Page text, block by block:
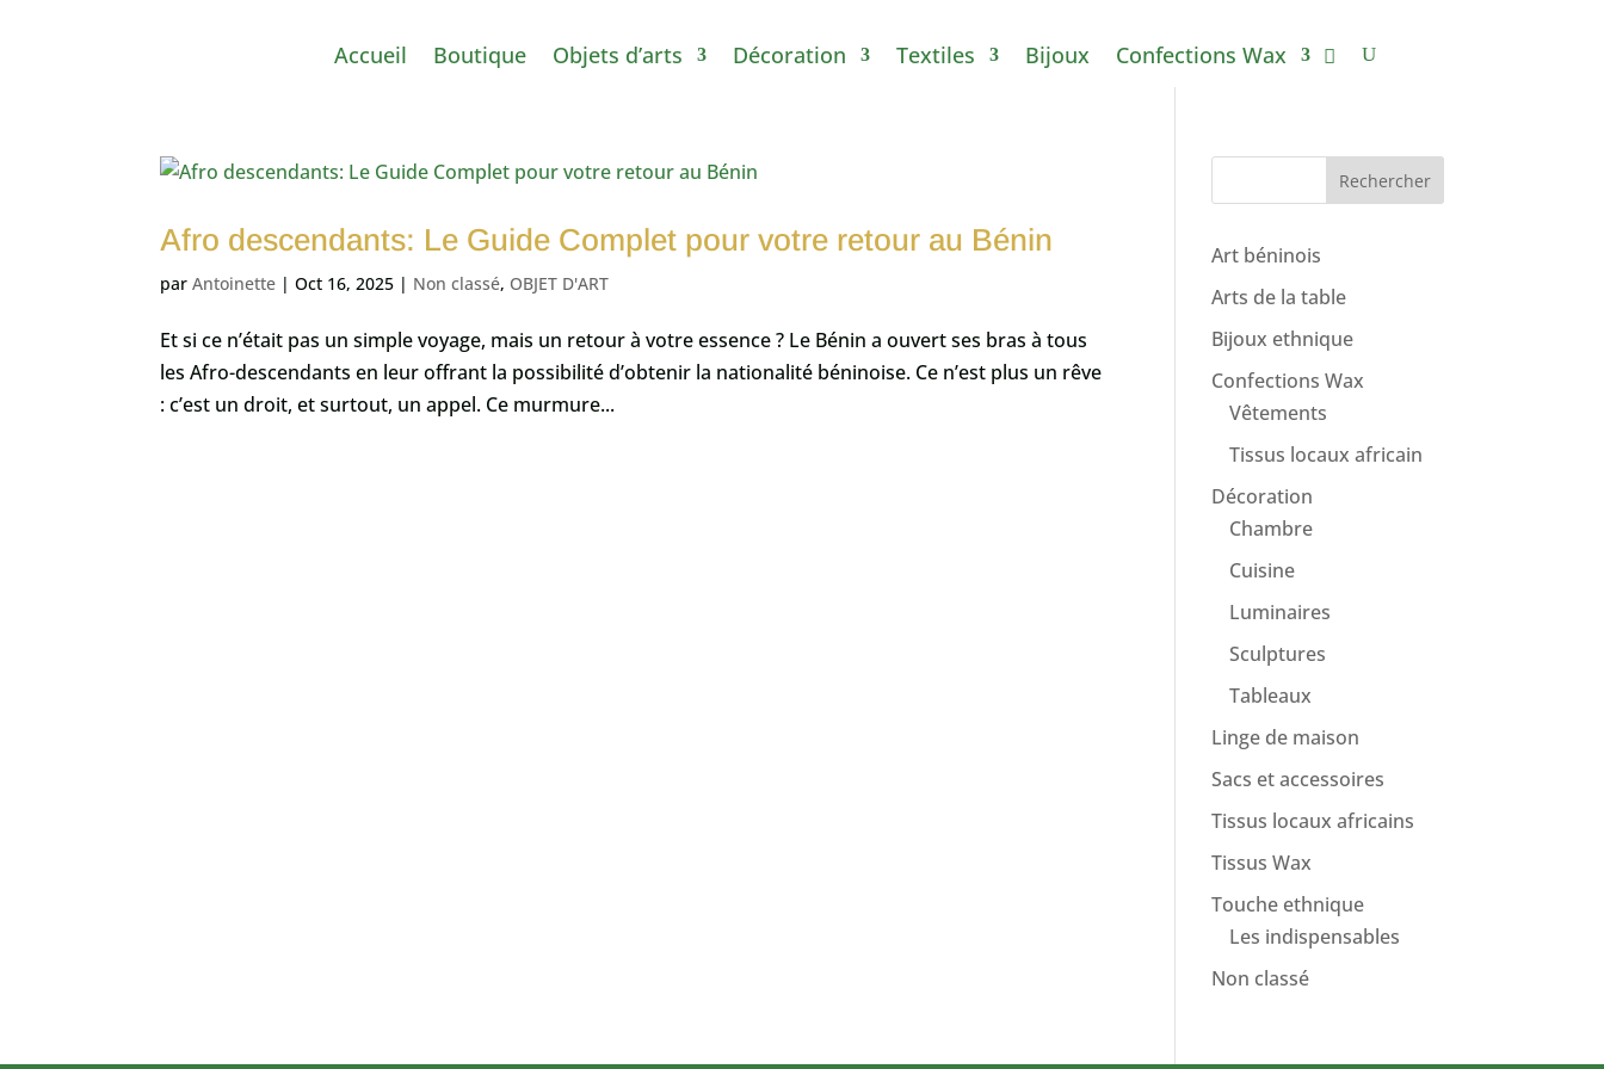
Accueil Boutique Objets d’arts Décoration Textiles Bijoux Confections Wax
Afro descendants: Le Guide Complet pour votre retour au Bénin
parAntoinette |Oct 16, 2025 | Non classé, OBJET D'ART
Et si ce n’était pas un simple voyage, mais un retour à votre essence ? Le Bénin a ouvert ses bras à tous
les Afro-descendants en leur offrant la possibilité d’obtenir la nationalité béninoise. Ce n’est plus un rêve
: c’est un droit, et surtout, un appel. Ce murmure...
Rechercher
Art béninois
Arts de la table
Bijoux ethnique
Confections Wax
Vêtements
Tissus locaux africain
Décoration
Chambre
Cuisine
Luminaires
Sculptures
Tableaux
Linge de maison
Sacs et accessoires
Tissus locaux africains
Tissus Wax
Touche ethnique
Les indispensables
Non classé